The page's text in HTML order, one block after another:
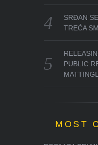
SRĐAN
TREĆA
PUBLIC
MOST